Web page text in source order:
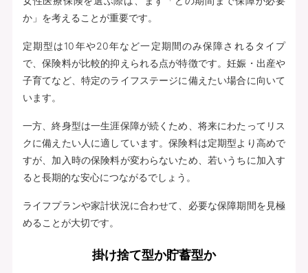
か」を考えることが重要です。
定期型は10年や20年など一定期間のみ保障されるタイプ
で、保険料が比較的抑えられる点が特徴です。妊娠・出産や
子育てなど、特定のライフステージに備えたい場合に向いて
います。
一方、終身型は一生涯保障が続くため、将来にわたってリス
クに備えたい人に適しています。保険料は定期型より高めで
すが、加入時の保険料が変わらないため、若いうちに加入す
ると長期的な安心につながるでしょう。
ライフプランや家計状況に合わせて、必要な保障期間を見極
めることが大切です。
掛け捨て型か貯蓄型か